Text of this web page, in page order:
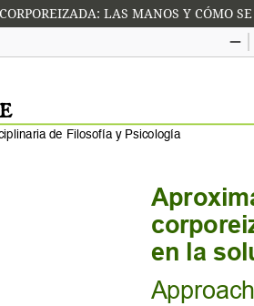
LAS MANOS Y CÓMO